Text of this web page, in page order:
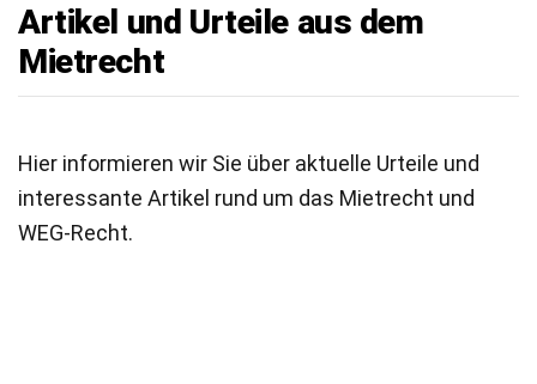
Artikel und Urteile aus dem
Mietrecht
Hier informieren wir Sie über aktuelle Urteile und
interessante Artikel rund um das Mietrecht und
WEG-Recht.